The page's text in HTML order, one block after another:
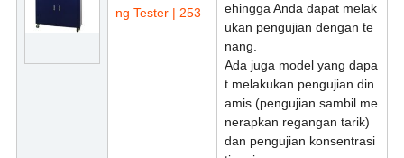
ng Tester | 253
ehingga Anda dapat melak
ukan pengujian dengan te
nang.
Ada juga model yang dapa
t melakukan pengujian din
amis (pengujian sambil me
nerapkan regangan tarik)
dan pengujian konsentrasi